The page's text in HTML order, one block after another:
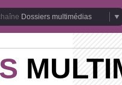
Dossiers multimédias